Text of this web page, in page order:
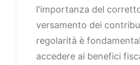
l'importanza del
versamento dei
regolarità è
accedere ai benefici